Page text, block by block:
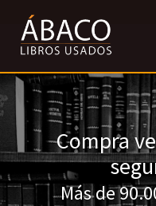
Compra
Más de